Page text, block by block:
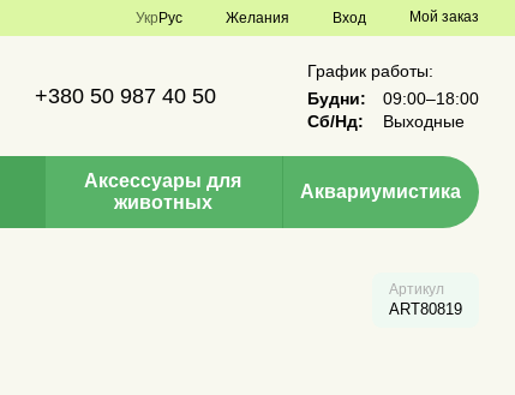
Укр Рус Желания Вход Мой заказ
+380 50 987 40 50
График работы:
Будни:
09:00–18:00
Сб/Нд:
Выходные
Аксессуары для
животных
Аквариумистика
Артикул
ART80819